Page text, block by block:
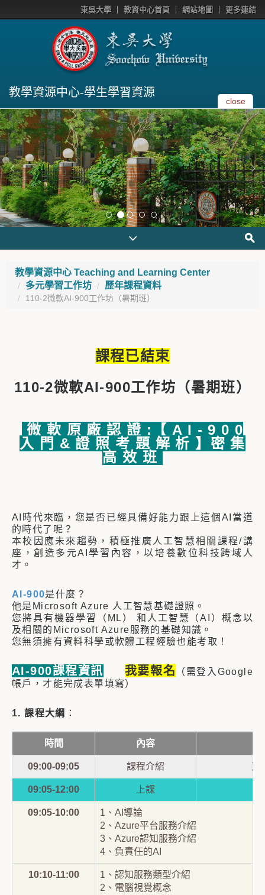
東吳大學 教資中心首頁 網站地圖 更多連結
教學資源中心-學生學習資源
close
教學資源中心 Teaching and Learning Center
多元學習工作坊
歷年課程資料
110-2微軟AI-900工作坊（暑期班）
課程已結束
110-2微軟AI-900工作坊（暑期班）
微 軟 原 廠 認 證 :【 A I - 9 0 0
入 門 & 證 照 考 題 解 析 】密 集
高 效 班
AI時代來臨，您是否已經具備好能力跟上這個AI當道
的時代了呢？
本校因應未來趨勢，積極推廣人工智慧相關課程/講
座，創造多元AI學習內容，以培養數位科技跨域人
才。
AI-900是什麼？
他是Microsoft Azure 人工智慧基礎證照。
您將具有機器學習（ML） 和人工智慧（AI）概念以
及相關的Microsoft Azure服務的基礎知識。
您無須擁有資料科學或軟體工程經驗也能考取！
AI-900課程資訊 我要報名 （ 需登入Google
帳戶，才能完成表單填寫）
1. 課程大綱 ：
時間 內容
09:00-09:05 課程介紹 東
09:05-12:00 上課
09:05-10:00
1、AI導論
2、Azure平台服務介紹
3、Azure認知服務介紹
4、負責任的AI
10:10-11:00
1、認知服務類型介紹
2、電腦視覺概念